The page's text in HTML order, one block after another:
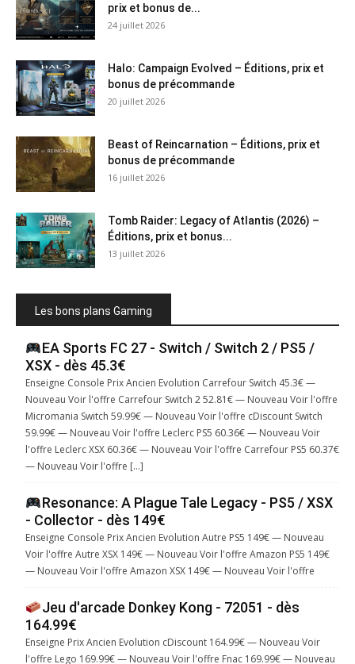
prix et bonus de...
24 juillet 2026
Halo: Campaign Evolved – Éditions, prix et
bonus de précommande
20 juillet 2026
Beast of Reincarnation – Éditions, prix et
bonus de précommande
16 juillet 2026
Tomb Raider: Legacy of Atlantis (2026) –
Éditions, prix et bonus...
13 juillet 2026
Les bons plans Gaming
EA Sports FC 27 - Switch / Switch 2 / PS5 /
XSX - dès 45.3€
Enseigne Console Prix Ancien Evolution Carrefour Switch 45.3€ —
Nouveau Voir l'offre Carrefour Switch 2 52.81€ — Nouveau Voir l'offre
Micromania Switch 59.99€ — Nouveau Voir l'offre cDiscount Switch
59.99€ — Nouveau Voir l'offre Leclerc PS5 60.36€ — Nouveau Voir
l'offre Leclerc XSX 60.36€ — Nouveau Voir l'offre Carrefour PS5 60.37€
— Nouveau Voir l'offre […]
Resonance: A Plague Tale Legacy - PS5 / XSX
- Collector - dès 149€
Enseigne Console Prix Ancien Evolution Autre PS5 149€ — Nouveau
Voir l'offre Autre XSX 149€ — Nouveau Voir l'offre Amazon PS5 149€
— Nouveau Voir l'offre Amazon XSX 149€ — Nouveau Voir l'offre
Jeu d'arcade Donkey Kong - 72051 - dès
164.99€
Enseigne Prix Ancien Evolution cDiscount 164.99€ — Nouveau Voir
l'offre Lego 169.99€ — Nouveau Voir l'offre Fnac 169.99€ — Nouveau